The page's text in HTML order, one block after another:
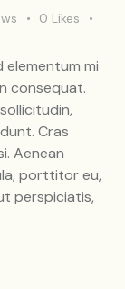
0 Likes
elementum mi
consequat.
Cras
Aenean
porttitor eu,
perspiciatis,